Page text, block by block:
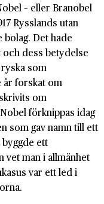
– eller Branobel
Rysslands utan
Det hade
dess betydelse
som
år forskat om
om
förknippas idag
som gav namn till ett
ett
man i allmänhet
var ett led i